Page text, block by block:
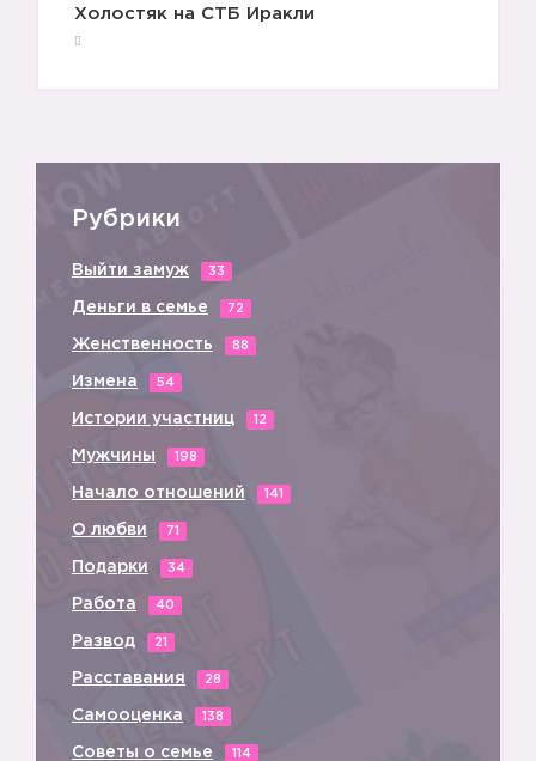
Холостяк на СТБ Иракли
Рубрики
Выйти замуж 33
Деньги в семье 72
Женственность 88
Измена 54
Истории участниц 12
Мужчины 198
Начало отношений 141
О любви 71
Подарки 34
Работа 40
Развод 21
Расставания 28
Самооценка 138
Советы о семье 114